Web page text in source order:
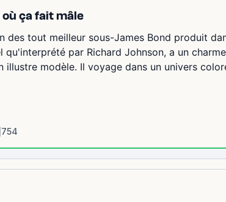
ça fait mâle
des tout meilleur sous-James Bond produit
qu'interprété par Richard Johnson, a un
illustre modèle. Il voyage dans un univers
754